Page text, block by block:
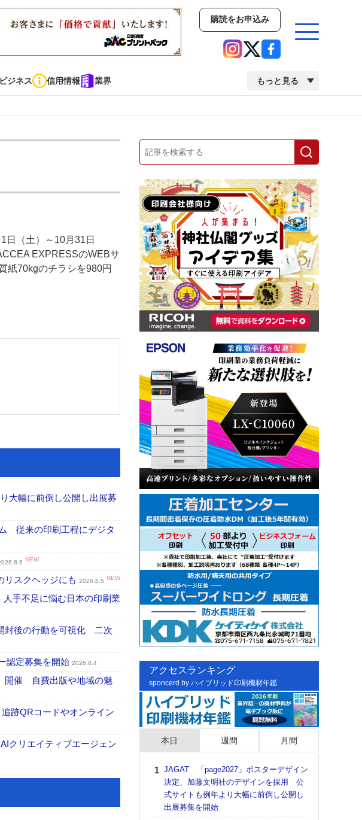
購読をお申込み
ビジネス 信用情報 業界 もっと見る
イベント
イベント 信用情報 業界 市場・統計 人事・移転・異動・訃報
印刷機・製本機特集 2022 見える化・MIS特集
2022 検査・校正特集
日（土）～10月31日
EXPRESSのWEBサ
紙70kgのチラシを980円
大幅に前倒し公開し出展募
従来の印刷工程にデジタ
NEW
スクヘッジにも 2026.8.5 NEW
手不足に悩む日本の印刷業
封後の行動を可視化 二次
認定募集を開始 2026.8.4
開催 自費出版や地域の魅
跡QRコードやオンライン
クリエイティブエージェン
アクセスランキング
sponcerd by ハイブリッド印刷機材年鑑
本日 週間 月間
JAGAT 「page2027」ポスターデザイン
決定、加藤文明社のデザインを採用 公
式サイトも例年より大幅に前倒し公開し
出展募集を開始